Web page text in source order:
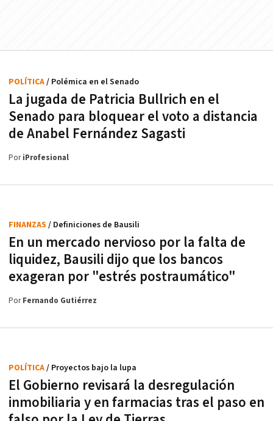
La jugada de Patricia Bullrich en el
Senado para bloquear el voto a distancia
de Anabel Fernández Sagasti
POLÍTICA/ Polémica en el Senado
PoriProfesional
En un mercado nervioso por la falta de
liquidez, Bausili dijo que los bancos
exageran por "estrés postraumático"
FINANZAS / Definiciones de Bausili
PorFernando Gutiérrez
El Gobierno revisará la desregulación
inmobiliaria y en farmacias tras el paso en
POLÍTICA/ Proyectos bajo la lupa